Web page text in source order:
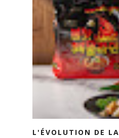
L'ÉVOLUTION DE LA